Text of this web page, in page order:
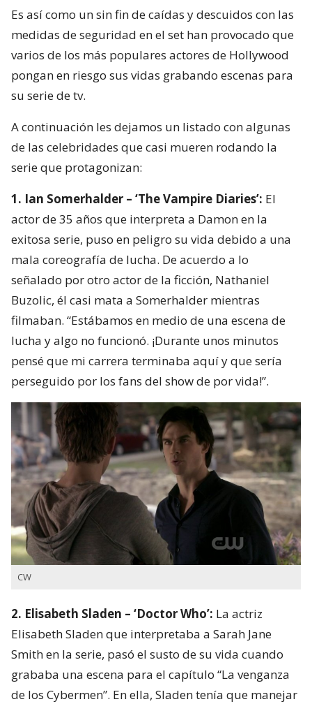
Es así como un sin fin de caídas y descuidos con las
medidas de seguridad en el set han provocado que
varios de los más populares actores de Hollywood
pongan en riesgo sus vidas grabando escenas para
su serie de tv.
A continuación les dejamos un listado con algunas
de las celebridades que casi mueren rodando la
serie que protagonizan:
1. Ian Somerhalder – ‘The Vampire Diaries’: El
actor de 35 años que interpreta a Damon en la
exitosa serie, puso en peligro su vida debido a una
mala coreografía de lucha. De acuerdo a lo
señalado por otro actor de la ficción, Nathaniel
Buzolic, él casi mata a Somerhalder mientras
filmaban. “Estábamos en medio de una escena de
lucha y algo no funcionó. ¡Durante unos minutos
pensé que mi carrera terminaba aquí y que sería
perseguido por los fans del show de por vida!”.
CW
2. Elisabeth Sladen – ‘Doctor Who’: La actriz
Elisabeth Sladen que interpretaba a Sarah Jane
Smith en la serie, pasó el susto de su vida cuando
grababa una escena para el capítulo “La venganza
de los Cybermen”. En ella, Sladen tenía que manejar